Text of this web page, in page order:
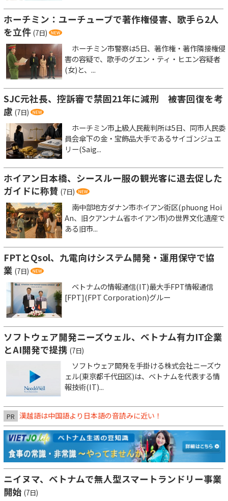
ホーチミン：ユーチューブで著作権侵害、歌手ら2人
を立件 (7日)
ホーチミン市警察は5日、著作権・著作隣接権侵
害の容疑で、歌手のグエン・ティ・ヒエン容疑者
(女)と、...
SJC元社長、控訴審で禁固21年に減刑 被害回復を考
慮 (7日)
ホーチミン市上級人民裁判所は5日、同市人民委
員会傘下の金・宝飾品大手であるサイゴンジュエ
リー(Saig...
ホイアン日本橋、シースルー服の観光客に退去促した
ガイドに称賛 (7日)
南中部地方ダナン市ホイアン街区(phuong Hoi
An、旧クアンナム省ホイアン市)の世界文化遺産で
ある旧市...
FPTとQsol、九電向けシステム開発・運用保守で協
業 (7日)
ベトナムの情報通信(IT)最大手FPT情報通信
[FPT](FPT Corporation)グルー
ソフトウェア開発ニーズウェル、ベトナム有力IT企業
とAI開発で提携 (7日)
ソフトウェア開発を手掛ける株式会社ニーズウ
ェル(東京都千代田区)は、ベトナムを代表する情
報技術(IT)...
PR 漢越語は中国語より日本語の音読みに近い！
ニイヌマ、ベトナムで無人型スマートランドリー事業
開始 (7日)